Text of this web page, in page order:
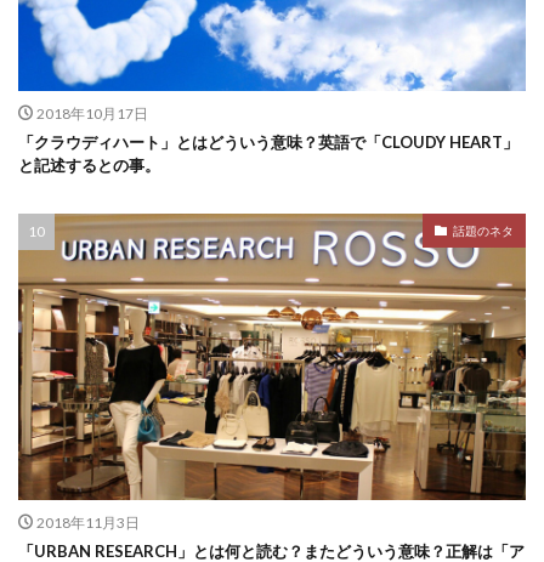
2018年10月17日
「クラウディハート」とはどういう意味？英語で「CLOUDY HEART」
と記述するとの事。
話題のネタ
2018年11月3日
「URBAN RESEARCH」とは何と読む？またどういう意味？正解は「ア